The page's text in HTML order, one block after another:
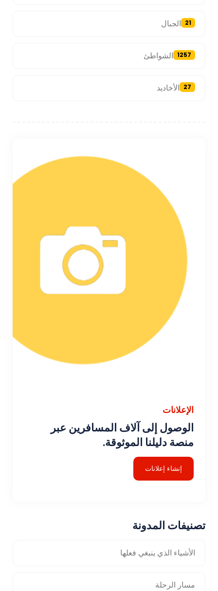
الجبال 21
الشواطئ 1257
الأخاديد 27
الإعلانات
الوصول إلى آلاف المسافرين عبر
منصة دليلنا الموثوقة.
إنشاء إعلانات
تصنيفات المدونة
الأشياء الذي ينبغي فعلها
مسار الرحلة